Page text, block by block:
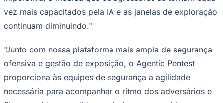
vez mais capacitados pela IA e as janelas de exploração
continuam diminuindo."
"Junto com nossa plataforma mais ampla de segurança
ofensiva e gestão de exposição, o Agentic Pentest
proporciona às equipes de segurança a agilidade
necessária para acompanhar o ritmo dos adversários e